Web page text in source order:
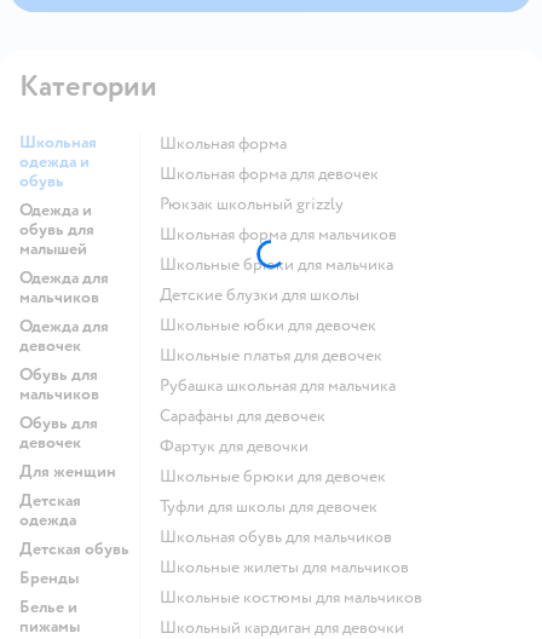
Категории
Школьная
одежда и
обувь
Одежда и
обувь для
малышей
Одежда для
мальчиков
Одежда для
девочек
Обувь для
мальчиков
Обувь для
девочек
Для женщин
Детская
одежда
Детская обувь
Бренды
Белье и
пижамы
Школьная форма
Школьная форма для девочек
Рюкзак школьный grizzly
Школьная форма для мальчиков
Школьные брюки для мальчика
Детские блузки для школы
Школьные юбки для девочек
Школьные платья для девочек
Рубашка школьная для мальчика
Сарафаны для девочек
Фартук для девочки
Школьные брюки для девочек
Туфли для школы для девочек
Школьная обувь для мальчиков
Школьные жилеты для мальчиков
Школьные костюмы для мальчиков
Школьный кардиган для девочки